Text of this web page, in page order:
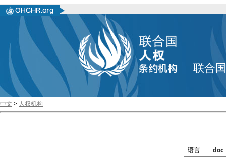
联合
中文 > 人权机构
语言
doc